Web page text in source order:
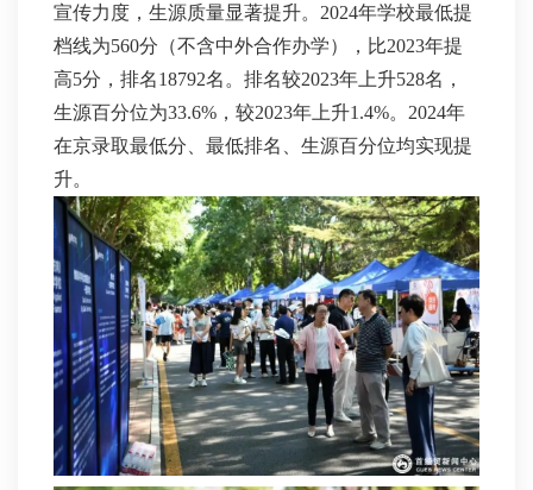
宣传力度，生源质量显著提升。2024年学校最低提
档线为560分（不含中外合作办学），比2023年提
高5分，排名18792名。排名较2023年上升528名，
生源百分位为33.6%，较2023年上升1.4%。2024年
在京录取最低分、最低排名、生源百分位均实现提
升。